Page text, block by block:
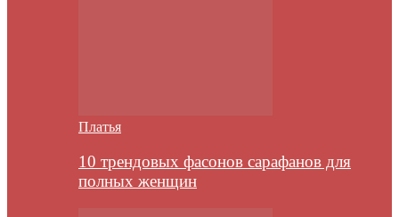
Платья
10 трендовых фасонов сарафанов для
полных женщин